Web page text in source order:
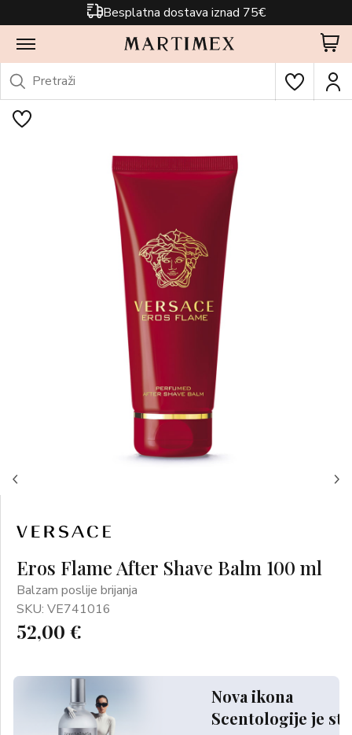
Besplatna dostava iznad 75€
Eros Flame After Shave Balm 100 ml
Balzam poslije brijanja
SKU: VE741016
52,00 €
Nova ikona
Scentologije je